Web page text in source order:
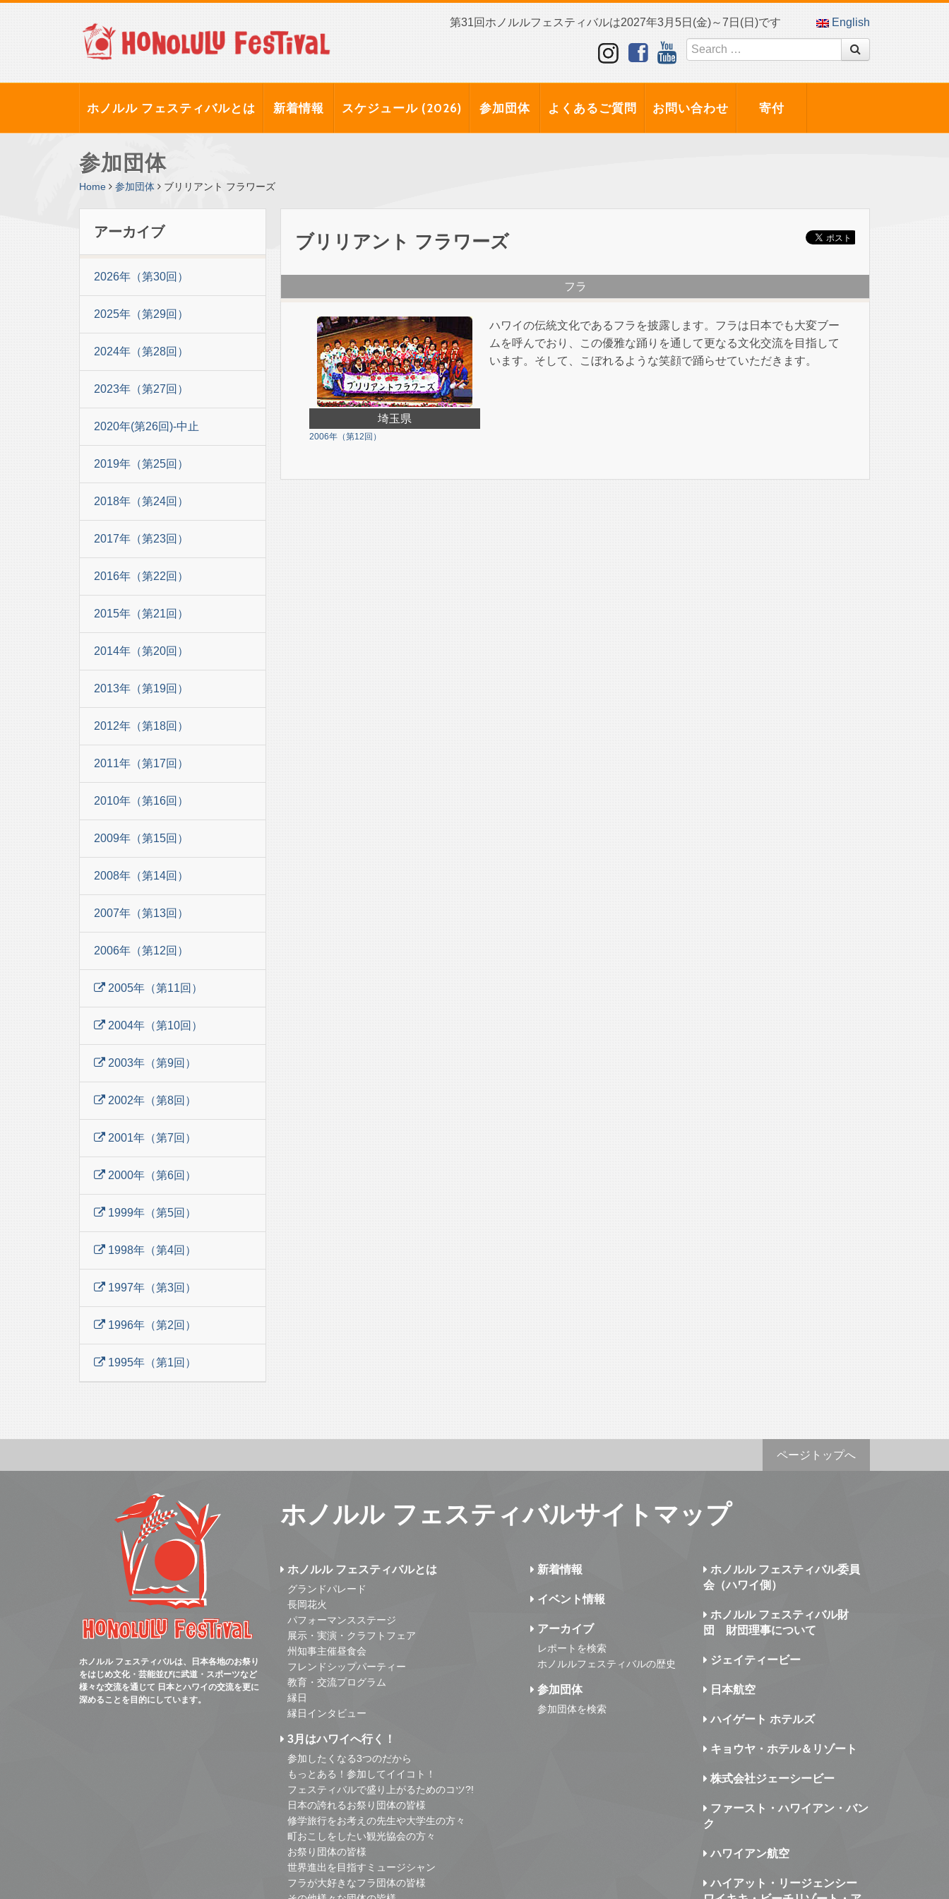
第31回ホノルルフェスティバルは2027年3月5日(金)～7日(日)です English
ホノルル フェスティバルとは 新着情報 スケジュール (2026) 参加団体 よくあるご質問 お問い合わせ 寄付
参加団体
Home 参加団体 ブリリアント フラワーズ
アーカイブ
2026年（第30回）
2025年（第29回）
2024年（第28回）
2023年（第27回）
2020年(第26回)-中止
2019年（第25回）
2018年（第24回）
2017年（第23回）
2016年（第22回）
2015年（第21回）
2014年（第20回）
2013年（第19回）
2012年（第18回）
2011年（第17回）
2010年（第16回）
2009年（第15回）
2008年（第14回）
2007年（第13回）
2006年（第12回）
2005年（第11回）
2004年（第10回）
2003年（第9回）
2002年（第8回）
2001年（第7回）
2000年（第6回）
1999年（第5回）
1998年（第4回）
1997年（第3回）
1996年（第2回）
1995年（第1回）
ブリリアント フラワーズ
フラ
埼玉県
2006年（第12回）
ハワイの伝統文化であるフラを披露します。フラは日本でも大変ブー
ムを呼んでおり、この優雅な踊りを通して更なる文化交流を目指して
います。そして、こぼれるような笑顔で踊らせていただきます。
ページトップへ
ホノルル フェスティバルは、日本各地のお祭り
をはじめ文化・芸能並びに武道・スポーツなど
様々な交流を通じて 日本とハワイの交流を更に
深めることを目的にしています。
ホノルル フェスティバルサイトマップ
ホノルル フェスティバルとは
グランドパレード
長岡花火
パフォーマンスステージ
展示・実演・クラフトフェア
州知事主催昼食会
フレンドシップパーティー
教育・交流プログラム
縁日
縁日インタビュー
3月はハワイへ行く！
参加したくなる3つのだから
もっとある！参加してイイコト！
フェスティバルで盛り上がるためのコツ?!
日本の誇れるお祭り団体の皆様
修学旅行をお考えの先生や大学生の方々
町おこしをしたい観光協会の方々
お祭り団体の皆様
世界進出を目指すミュージシャン
フラが大好きなフラ団体の皆様
新着情報
イベント情報
アーカイブ
レポートを検索
ホノルルフェスティバルの歴史
参加団体
参加団体を検索
ホノルル フェスティバル委員
会（ハワイ側）
ホノルル フェスティバル財
団 財団理事について
ジェイティービー
日本航空
ハイゲート ホテルズ
キョウヤ・ホテル＆リゾート
株式会社ジェーシービー
ファースト・ハワイアン・バン
ク
ハワイアン航空
ハイアット・リージェンシー